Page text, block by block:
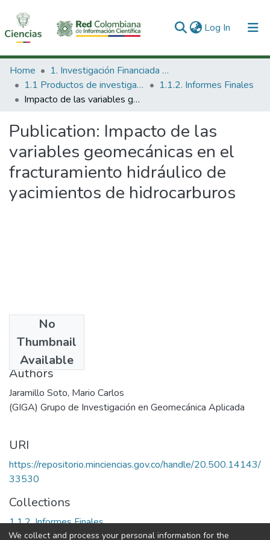
Log In (current)
Communities & Collections
All of DSpace
Home
1. Investigación Financiada con Recursos Públicos
1.1 Productos de investigación
1.1.2. Informes Finales
Impacto de las variables geomecánicas en el fracturamiento hidráulico de yacimientos de hidrocarburos
Publication: Impacto de las
variables geomecánicas en el
fracturamiento hidráulico de
yacimientos de hidrocarburos
No
Thumbnail
Available
2008
Authors
Jaramillo Soto, Mario Carlos
(GIGA) Grupo de Investigación en Geomecánica Aplicada
URI
https://repositorio.minciencias.gov.co/handle/20.500.14143/
33530
Collections
1.1.2. Informes Finales
We collect and process your personal information for the